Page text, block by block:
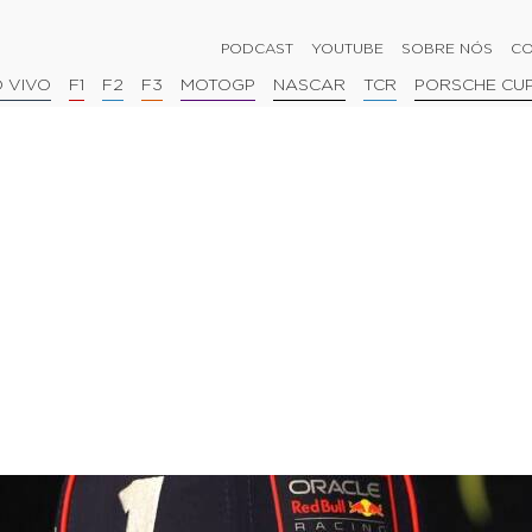
PODCAST YOUTUBE SOBRE NÓS
VIVO F1 F2 F3 MOTOGP NASCAR TCR PORSCHE